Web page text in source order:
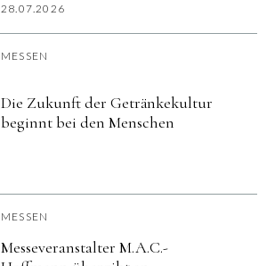
28.07.2026
MESSEN
Die Zukunft der Getränkekultur
beginnt bei den Menschen
MESSEN
Messeveranstalter M.A.C.-